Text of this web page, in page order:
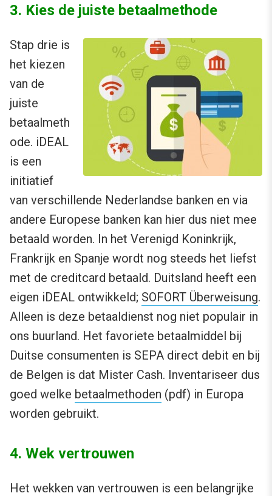
3. Kies de juiste betaalmethode
Stap drie is
het kiezen
van de
juiste
betaalmeth
ode. iDEAL
is een
initiatief
van verschillende Nederlandse banken en via
andere Europese banken kan hier dus niet mee
betaald worden. In het Verenigd Koninkrijk,
Frankrijk en Spanje wordt nog steeds het liefst
met de creditcard betaald. Duitsland heeft een
eigen iDEAL ontwikkeld; SOFORT Überweisung.
Alleen is deze betaaldienst nog niet populair in
ons buurland. Het favoriete betaalmiddel bij
Duitse consumenten is SEPA direct debit en bij
de Belgen is dat Mister Cash. Inventariseer dus
goed welke betaalmethoden (pdf) in Europa
worden gebruikt.
4. Wek vertrouwen
Het wekken van vertrouwen is een belangrijke